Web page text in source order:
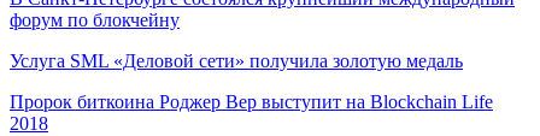
форум по блокчейну
Услуга SML «Деловой сети» получила золотую медаль
Пророк биткоина Роджер Вер выступит на Blockchain Life
2018